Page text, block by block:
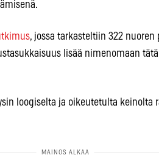
, jossa tarkasteltiin 322
lisää nimenomaan
loogiselta ja oikeutetulta keinolta